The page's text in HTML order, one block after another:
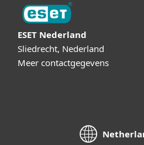
ESET Nederland
Sliedrecht, Nederland
Meer contactgegevens